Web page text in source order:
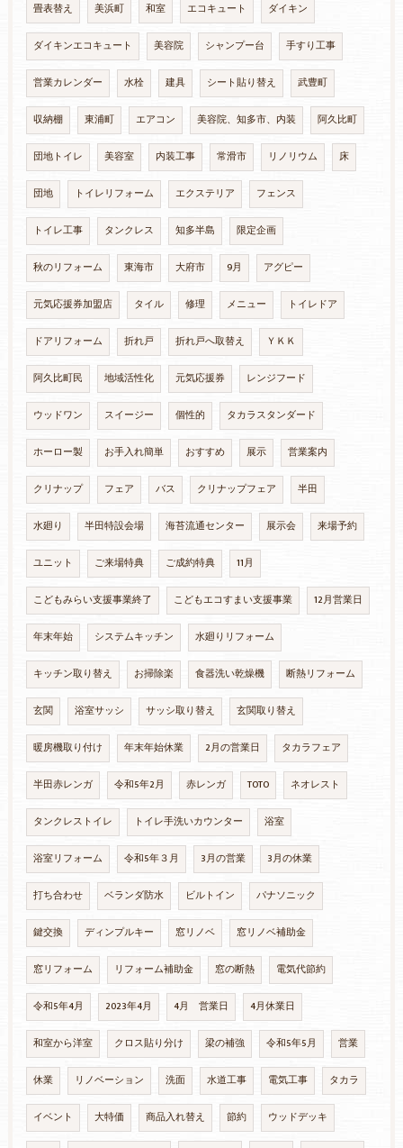
畳表替え 美浜町 和室 エコキュート ダイキン
ダイキンエコキュート 美容院 シャンプー台 手すり工事
営業カレンダー 水栓 建具 シート貼り替え 武豊町
収納棚 東浦町 エアコン 美容院、知多市、内装 阿久比町
団地トイレ 美容室 内装工事 常滑市 リノリウム 床
団地 トイレリフォーム エクステリア フェンス
トイレ工事 タンクレス 知多半島 限定企画
秋のリフォーム 東海市 大府市 9月 アグピー
元気応援券加盟店 タイル 修理 メニュー トイレドア
ドアリフォーム 折れ戸 折れ戸へ取替え ＹＫＫ
阿久比町民 地域活性化 元気応援券 レンジフード
ウッドワン スイージー 個性的 タカラスタンダード
ホーロー製 お手入れ簡単 おすすめ 展示 営業案内
クリナップ フェア バス クリナップフェア 半田
水廻り 半田特設会場 海苔流通センター 展示会 来場予約
ユニット ご来場特典 ご成約特典 11月
こどもみらい支援事業終了 こどもエコすまい支援事業 12月営業日
年末年始 システムキッチン 水廻りリフォーム
キッチン取り替え お掃除楽 食器洗い乾燥機 断熱リフォーム
玄関 浴室サッシ サッシ取り替え 玄関取り替え
暖房機取り付け 年末年始休業 2月の営業日 タカラフェア
半田赤レンガ 令和5年2月 赤レンガ TOTO ネオレスト
タンクレストイレ トイレ手洗いカウンター 浴室
浴室リフォーム 令和5年３月 3月の営業 3月の休業
打ち合わせ ベランダ防水 ビルトイン パナソニック
鍵交換 ディンプルキー 窓リノベ 窓リノベ補助金
窓リフォーム リフォーム補助金 窓の断熱 電気代節約
令和5年4月 2023年4月 4月 営業日 4月休業日
和室から洋室 クロス貼り分け 梁の補強 令和5年5月 営業
休業 リノベーション 洗面 水道工事 電気工事 タカラ
イベント 大特価 商品入れ替え 節約 ウッドデッキ